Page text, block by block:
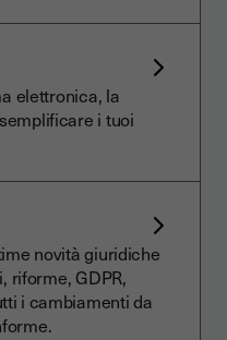
elettronica, la
i tuoi
novità giuridiche
riforme, GDPR,
i cambiamenti da